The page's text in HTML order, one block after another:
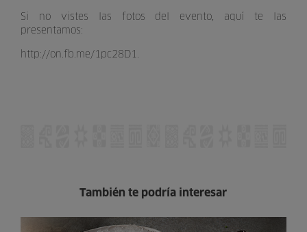
Si no vistes las fotos del evento, aquí te las
presentamos:
http://on.fb.me/1pc28D1.
También te podría interesar